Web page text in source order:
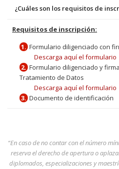
¿Cuáles son los requisitos de
Requisitos de inscripción:
1. Formulario diligenciado con
Descarga aquí el formulario
2. Formulario diligenciado y
Tratamiento de Datos
Descarga aquí el formulario
3. Documento de identificación
“En caso de no contar con el número
reserva el derecho de apertura o
diplomados, especializaciones y